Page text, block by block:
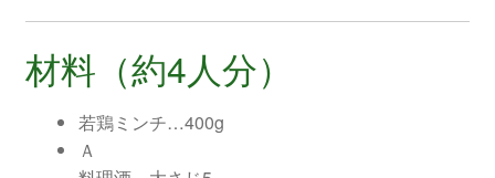
材料（約4人分）
若鶏ミンチ…400g
Ａ